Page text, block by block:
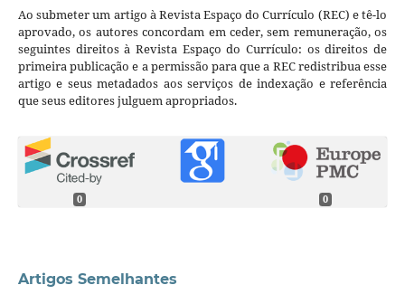
Ao submeter um artigo à Revista Espaço do Currículo (REC) e tê-lo
aprovado, os autores concordam em ceder, sem remuneração, os
seguintes direitos à Revista Espaço do Currículo: os direitos de
primeira publicação e a permissão para que a REC redistribua esse
artigo e seus metadados aos serviços de indexação e referência
que seus editores julguem apropriados.
0 0
Artigos Semelhantes